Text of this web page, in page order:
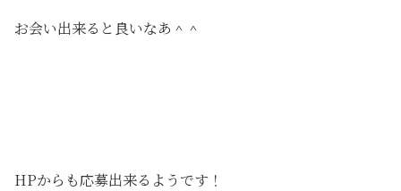
お会い出来ると良いなあ＾＾
HPからも応募出来るようです！